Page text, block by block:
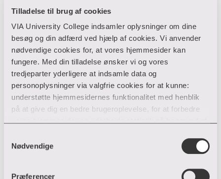
Tilladelse til brug af cookies
VIA University College indsamler oplysninger om dine
besøg og din adfærd ved hjælp af cookies. Vi anvender
nødvendige cookies for, at vores hjemmesider kan
fungere. Med din tilladelse ønsker vi og vores
tredjeparter yderligere at indsamle data og
personoplysninger via valgfrie cookies for at kunne:
understøtte hjemmesidernes funktionalitet med henblik
på at give dig en bedre brugeroplevelse, for at forbedre
hjemmesider og sociale netværk.
Du kan til enhver tid til- og fravælge cookies eller trække
Nødvendige
Præferencer